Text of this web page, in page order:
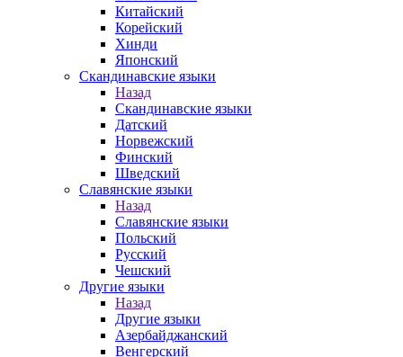
Китайский
Корейский
Хинди
Японский
Скандинавские языки
Назад
Скандинавские языки
Датский
Норвежский
Финский
Шведский
Славянские языки
Назад
Славянские языки
Польский
Русский
Чешский
Другие языки
Назад
Другие языки
Азербайджанский
Венгерский